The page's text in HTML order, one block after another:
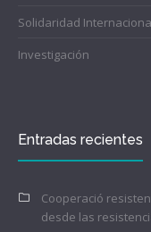
Solidaridad
Investigación
Entradas recientes
Cooperació
desde las